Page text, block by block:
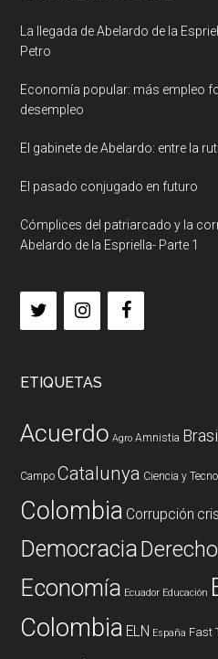
La llegada de Abelardo de la
Petro
Economía popular: más empleo
desempleo
El gabinete de Abelardo: entre la
El pasado conjugado en futuro
Cómplices del patriarcado y la
Abelardo de la Espriella- Parte 1
ETIQUETAS
Acuerdo Agro Amnistia
Campo Catalunya Ciencia y
Colombia Corrupción
Democracia
Economía Ecuador Educación
Colombia ELN España Fast